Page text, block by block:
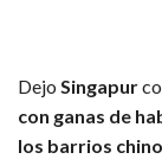
Dejo Singapur
con ganas de
los barrios